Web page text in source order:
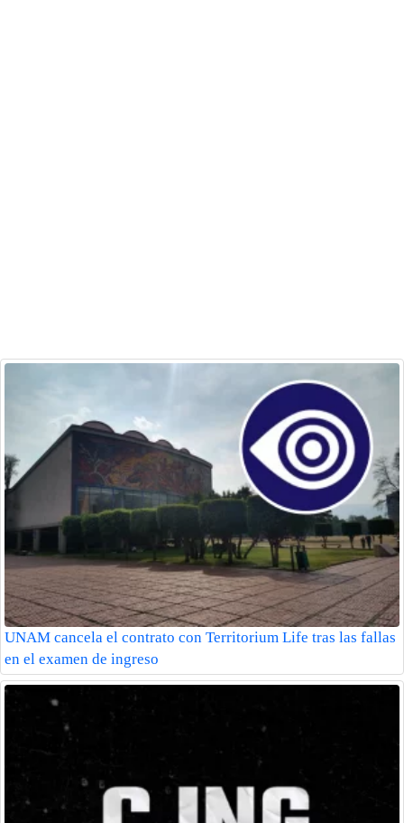
UNAM cancela el contrato con Territorium Life tras las fallas
en el examen de ingreso